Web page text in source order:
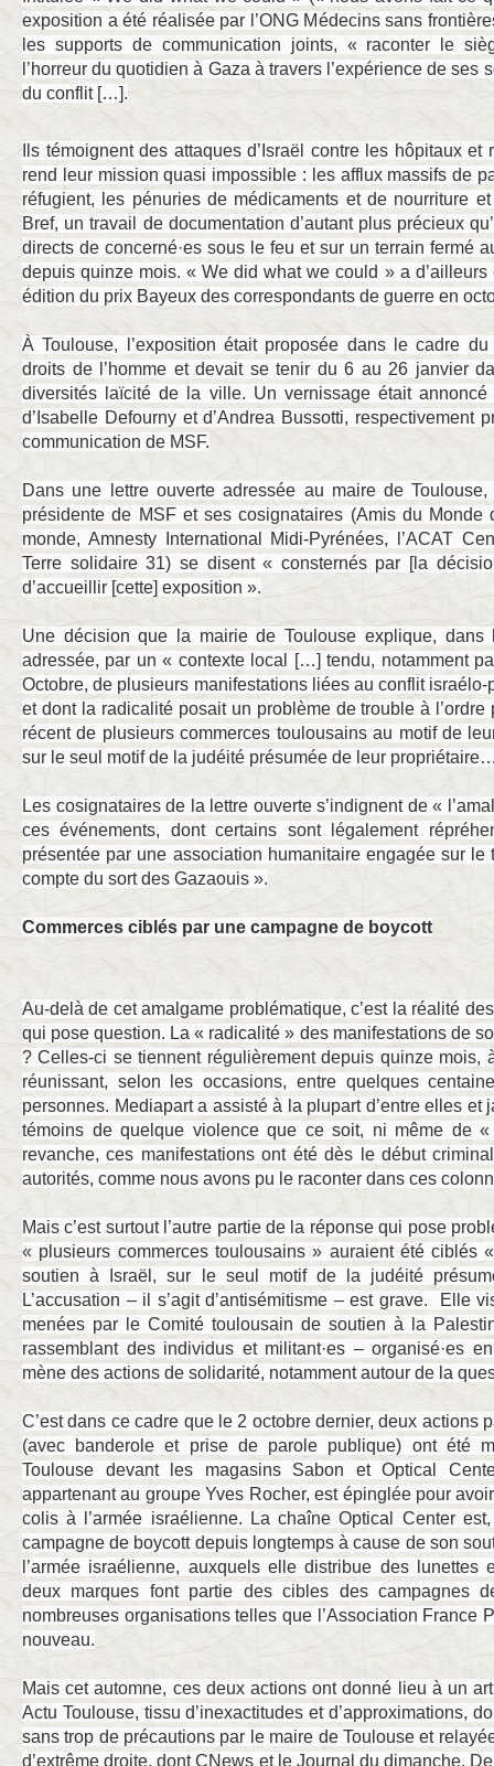
exposition a été réalisée par l’ONG Médecins sans
les supports de communication joints, « raconter le
l’horreur du quotidien à Gaza à travers l’expérience de ses
du conflit […].
Ils témoignent des attaques d’Israël contre les hôpitaux
rend leur mission quasi impossible : les afflux massifs de
réfugient, les pénuries de médicaments et de nourriture
Bref, un travail de documentation d’autant plus précieux
directs de concerné·es sous le feu et sur un terrain fermé
depuis quinze mois. « We did what we could » a
édition du prix Bayeux des correspondants de guerre en
À Toulouse, l’exposition était proposée dans le cadre
droits de l’homme et devait se tenir du 6 au 26 janvier
diversités laïcité de la ville. Un vernissage était
d’Isabelle Defourny et d’Andrea Bussotti, respectivement
communication de MSF.
Dans une lettre ouverte adressée au maire de
présidente de MSF et ses cosignataires (Amis du Monde
monde, Amnesty International Midi-Pyrénées, l’ACAT
Terre solidaire 31) se disent « consternés par [la
d’accueillir [cette] exposition ».
Une décision que la mairie de Toulouse explique, dans
adressée, par un « contexte local […] tendu, notamment
Octobre, de plusieurs manifestations liées au conflit
et dont la radicalité posait un problème de trouble à
récent de plusieurs commerces toulousains au motif de
sur le seul motif de la judéité présumée de leur
Les cosignataires de la lettre ouverte s’indignent de «
ces événements, dont certains sont légalement
présentée par une association humanitaire engagée sur le
compte du sort des Gazaouis ».
Commerces ciblés par une campagne de boycott
Au-delà de cet amalgame problématique, c’est la réalité
qui pose question. La « radicalité » des manifestations de
? Celles-ci se tiennent régulièrement depuis quinze mois,
réunissant, selon les occasions, entre quelques
personnes. Mediapart a assisté à la plupart d’entre elles et
témoins de quelque violence que ce soit, ni même de
revanche, ces manifestations ont été dès le début
autorités, comme nous avons pu le raconter dans ces
Mais c’est surtout l’autre partie de la réponse qui pose
« plusieurs commerces toulousains » auraient été ciblés
soutien à Israël, sur le seul motif de la judéité
L’accusation – il s’agit d’antisémitisme – est grave. Elle
menées par le Comité toulousain de soutien à la
rassemblant des individus et militant·es – organisé·es
mène des actions de solidarité, notamment autour de la
C’est dans ce cadre que le 2 octobre dernier, deux actions
(avec banderole et prise de parole publique) ont été
Toulouse devant les magasins Sabon et Optical
appartenant au groupe Yves Rocher, est épinglée pour
colis à l’armée israélienne. La chaîne Optical Center
campagne de boycott depuis longtemps à cause de son
l’armée israélienne, auxquels elle distribue des lunettes
deux marques font partie des cibles des campagnes
nombreuses organisations telles que l’Association France
nouveau.
Mais cet automne, ces deux actions ont donné lieu à un
Actu Toulouse, tissu d’inexactitudes et d’approximations,
sans trop de précautions par le maire de Toulouse et
d’extrême droite, dont CNews et le Journal du dimanche.